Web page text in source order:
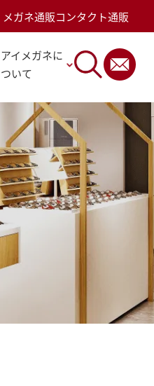
メガネ通販コンタクト通販
アイメガネに
ついて